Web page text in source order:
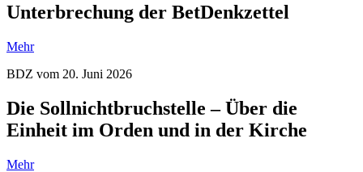
Unterbrechung der BetDenkzettel
Mehr
BDZ vom 20. Juni 2026
Die Sollnichtbruchstelle – Über die
Einheit im Orden und in der Kirche
Mehr